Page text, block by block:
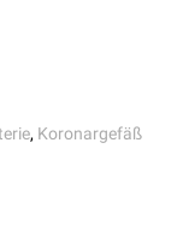
, Koronargefäß